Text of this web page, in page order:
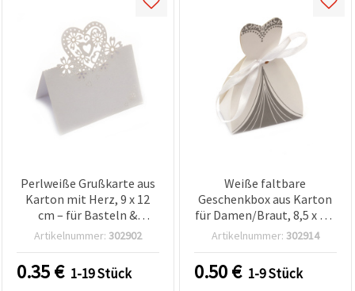
Marketing.
Sie können
den
Einstellungen
individuell
Einwilligung
können Sie
jederzeit
Perlweiße Grußkarte aus
Karton mit Herz, 9 x 12
cm – für Basteln &
Kartenbasteln
Artikelnummer: 302902
0.35€ 1-19 Stück
Weiße faltbare
Geschenkbox aus Karton
für Damen/Braut, 8,5 x 5,8
x 3,8 cm
Artikelnummer: 302914
0.50€ 1-9 Stück